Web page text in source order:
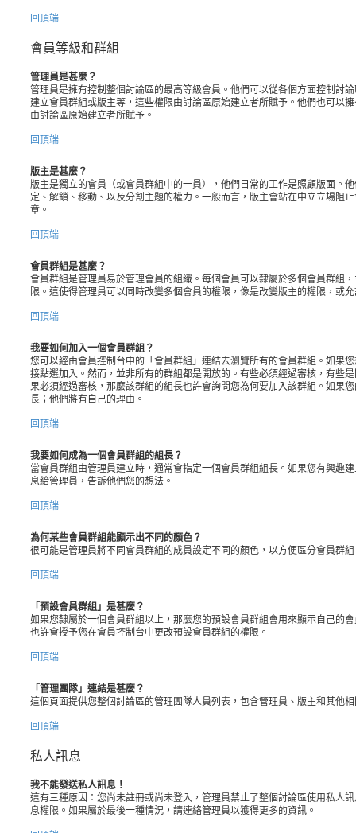
回頂端
會員等級和群組
管理員是甚麼？
管理員是擁有控制整個討論區的最高等級會員。他們可以從各個方面控制討
建立會員群組或版主等，這些權限由討論區原始建立者所賦予。他們也可以
由討論區原始建立者所賦予。
回頂端
版主是甚麼？
版主是獨立的會員（或會員群組中的一員），他們日常的工作是照顧版面。
定、解鎖、移動、以及分割主題的權力。一般而言，版主會站在中立立場阻
章。
回頂端
會員群組是甚麼？
會員群組是管理員易於管理會員的組織。每個會員可以隸屬於多個會員群組
限。這使得管理員可以同時改變多個會員的權限，像是改變版主的權限，或
回頂端
我要如何加入一個會員群組？
您可以經由會員控制台中的「會員群組」連結去瀏覽所有的會員群組。如果
接點選加入。然而，並非所有的群組都是開放的。有些必須經過審核，有些
果必須經過審核，那麼該群組的組長也許會詢問您為何要加入該群組。如果
長；他們將有自己的理由。
回頂端
我要如何成為一個會員群組的組長？
當會員群組由管理員建立時，通常會指定一個會員群組組長。如果您有興趣
息給管理員，告訴他們您的想法。
回頂端
為何某些會員群組能顯示出不同的顏色？
很可能是管理員將不同會員群組的成員設定不同的顏色，以方便區分會員群
回頂端
「預設會員群組」是甚麼？
如果您隸屬於一個會員群組以上，那麼您的預設會員群組會用來顯示自己的
也許會授予您在會員控制台中更改預設會員群組的權限。
回頂端
「管理團隊」連結是甚麼？
這個頁面提供您整個討論區的管理團隊人員列表，包含管理員、版主和其他
回頂端
私人訊息
我不能發送私人訊息！
這有三種原因：您尚未註冊或尚未登入，管理員禁止了整個討論區使用私人
息權限。如果屬於最後一種情況，請連絡管理員以獲得更多的資訊。